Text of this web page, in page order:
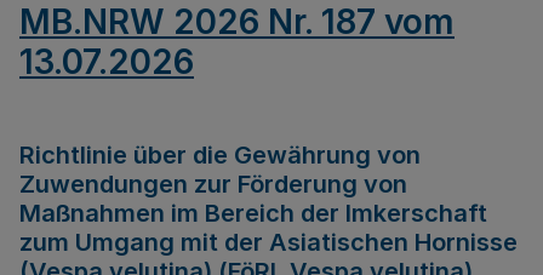
MB.NRW 2026 Nr. 187 vom
13.07.2026
Richtlinie über die Gewährung von
Zuwendungen zur Förderung von
Maßnahmen im Bereich der Imkerschaft
zum Umgang mit der Asiatischen Hornisse